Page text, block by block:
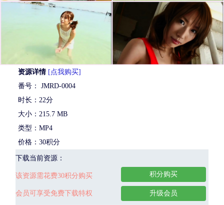
资源详情 [点我购买]
番号： JMRD-0004
时长：22分
大小：215.7 MB
类型：MP4
价格：30积分
下载当前资源：
该资源需花费30积分购买
会员可享受免费下载特权
积分购买
升级会员